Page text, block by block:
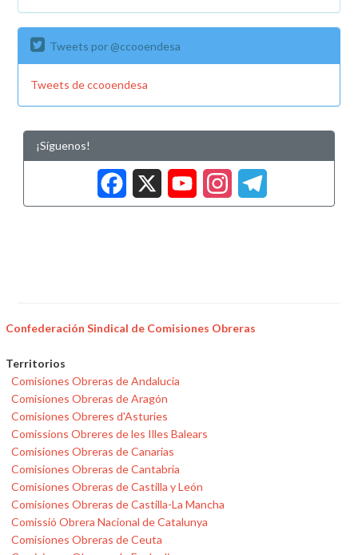
Tweets por @ccooendesa
Tweets de ccooendesa
¡Síguenos!
Facebook
X
Confederación Sindical de Comisiones Obreras
Territorios
Comisiones Obreras de Andalucía
Comisiones Obreras de Aragón
Comisiones Obreres d'Asturies
Comissions Obreres de les Illes Balears
Comisiones Obreras de Canarias
Comisiones Obreras de Cantabria
Comisiones Obreras de Castilla y León
Comisiones Obreras de Castilla-La Mancha
Comissió Obrera Nacional de Catalunya
Comisiones Obreras de Ceuta